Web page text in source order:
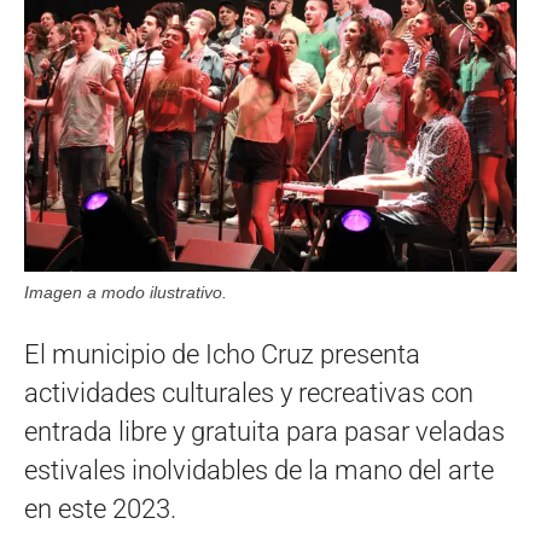
Imagen a modo ilustrativo.
El municipio de Icho Cruz presenta
actividades culturales y recreativas con
entrada libre y gratuita para pasar veladas
estivales inolvidables de la mano del arte
en este 2023.